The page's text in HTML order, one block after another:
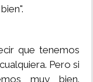
que tenemos
Pero si
muy bien.